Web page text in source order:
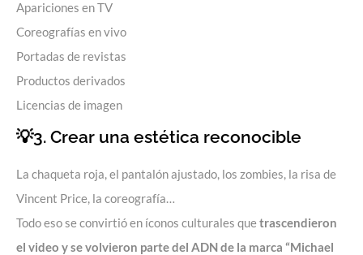
Apariciones en TV
Coreografías en vivo
Portadas de revistas
Productos derivados
Licencias de imagen
💡3. Crear una estética reconocible
La chaqueta roja, el pantalón ajustado, los zombies, la risa de
Vincent Price, la coreografía…
Todo eso se convirtió en íconos culturales quetrascendieron
el video y se volvieron parte del ADN de la marca “Michael